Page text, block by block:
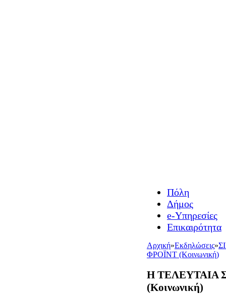
Πόλη
Δήμος
e-Υπηρεσίες
Επικαιρότητα
Αρχική»Εκδηλώσεις»
ΦΡΟΪΝΤ (Κοινωνική)
Η ΤΕΛΕΥΤΑΙΑ
(Κοινωνική)